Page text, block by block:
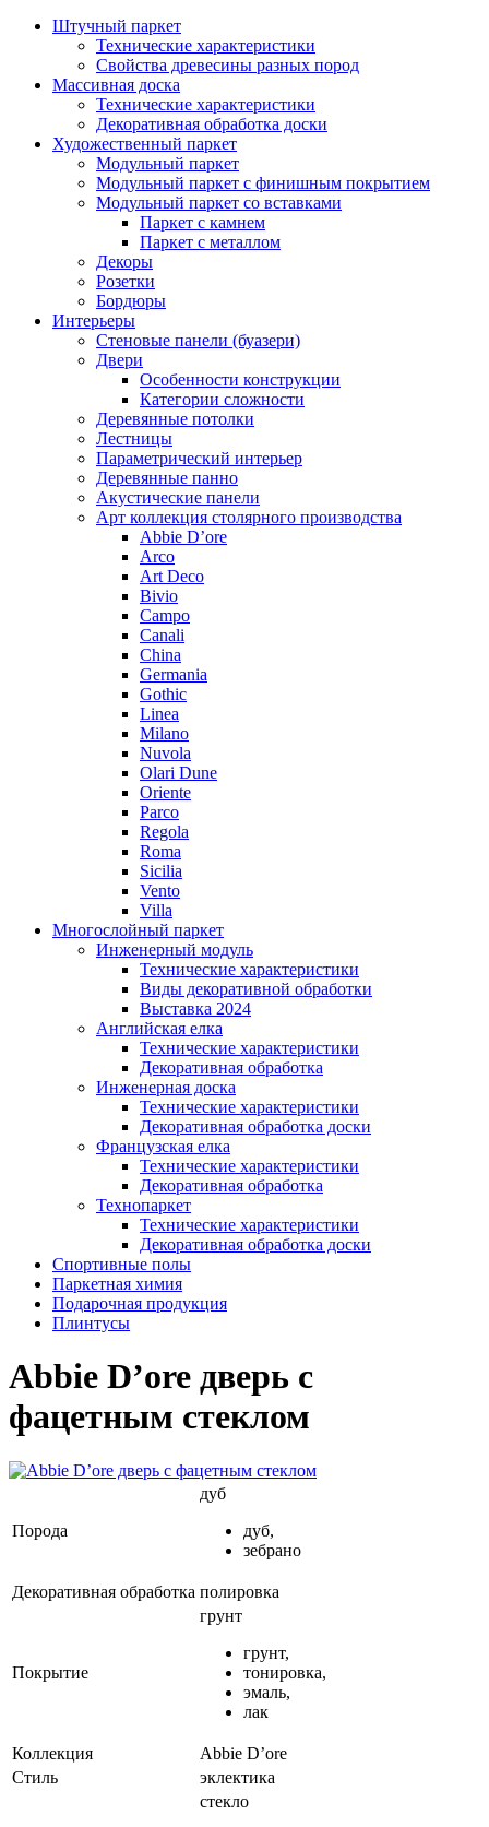
Штучный паркет
Технические характеристики
Свойства древесины разных пород
Массивная доска
Технические характеристики
Декоративная обработка доски
Художественный паркет
Модульный паркет
Модульный паркет с финишным покрытием
Модульный паркет со вставками
Паркет с камнем
Паркет с металлом
Декоры
Розетки
Бордюры
Интерьеры
Стеновые панели (буазери)
Двери
Особенности конструкции
Категории сложности
Деревянные потолки
Лестницы
Параметрический интерьер
Деревянные панно
Акустические панели
Арт коллекция столярного производства
Abbie D’ore
Arco
Art Deco
Bivio
Campo
Canali
China
Germania
Gothic
Linea
Milano
Nuvola
Olari Dune
Oriente
Parco
Regola
Roma
Sicilia
Vento
Villa
Многослойный паркет
Инженерный модуль
Технические характеристики
Виды декоративной обработки
Выставка 2024
Английская елка
Технические характеристики
Декоративная обработка
Инженерная доска
Технические характеристики
Декоративная обработка доски
Французская елка
Технические характеристики
Декоративная обработка
Технопаркет
Технические характеристики
Декоративная обработка доски
Спортивные полы
Паркетная химия
Подарочная продукция
Плинтусы
Abbie D’ore дверь с
фацетным стеклом
Порода
дуб
дуб,
зебрано
Декоративная обработка полировка
Покрытие
грунт
грунт,
тонировка,
эмаль,
лак
Коллекция
Abbie D’ore
Стиль
эклектика
стекло